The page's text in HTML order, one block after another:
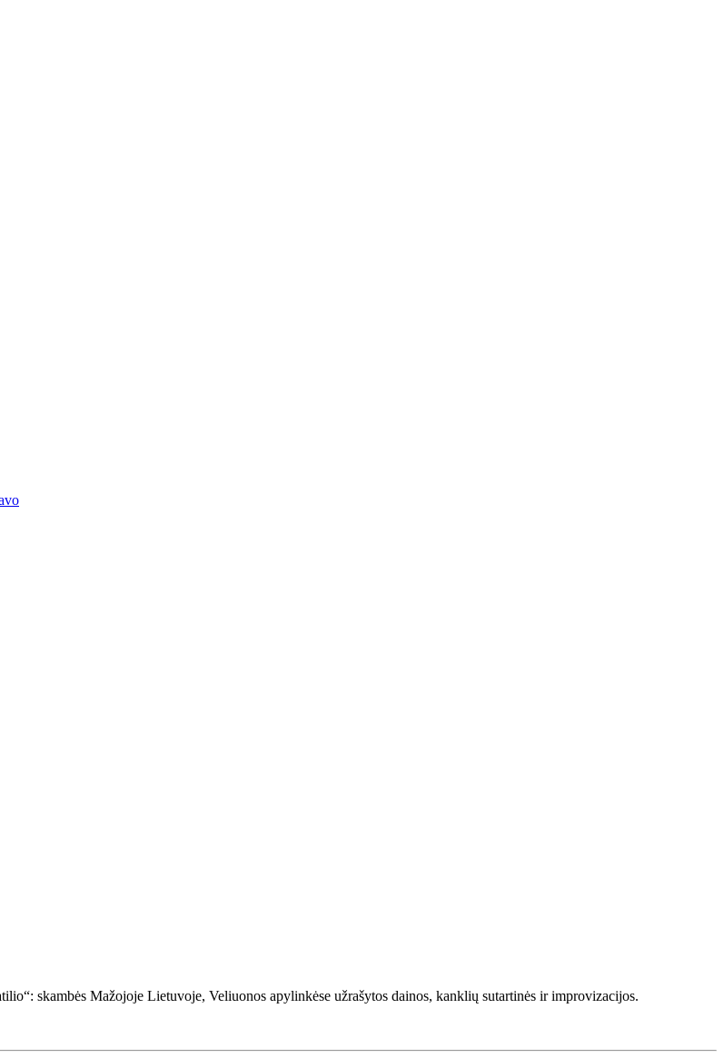
skambės Mažojoje Lietuvoje, Veliuonos apylinkėse užrašytos dainos, kanklių sutartinės ir improvizacijos.